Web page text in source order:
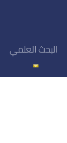
البحث العلمي